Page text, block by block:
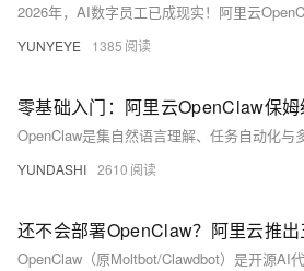
YUNYEYE 1385
YUNDASHI 2610